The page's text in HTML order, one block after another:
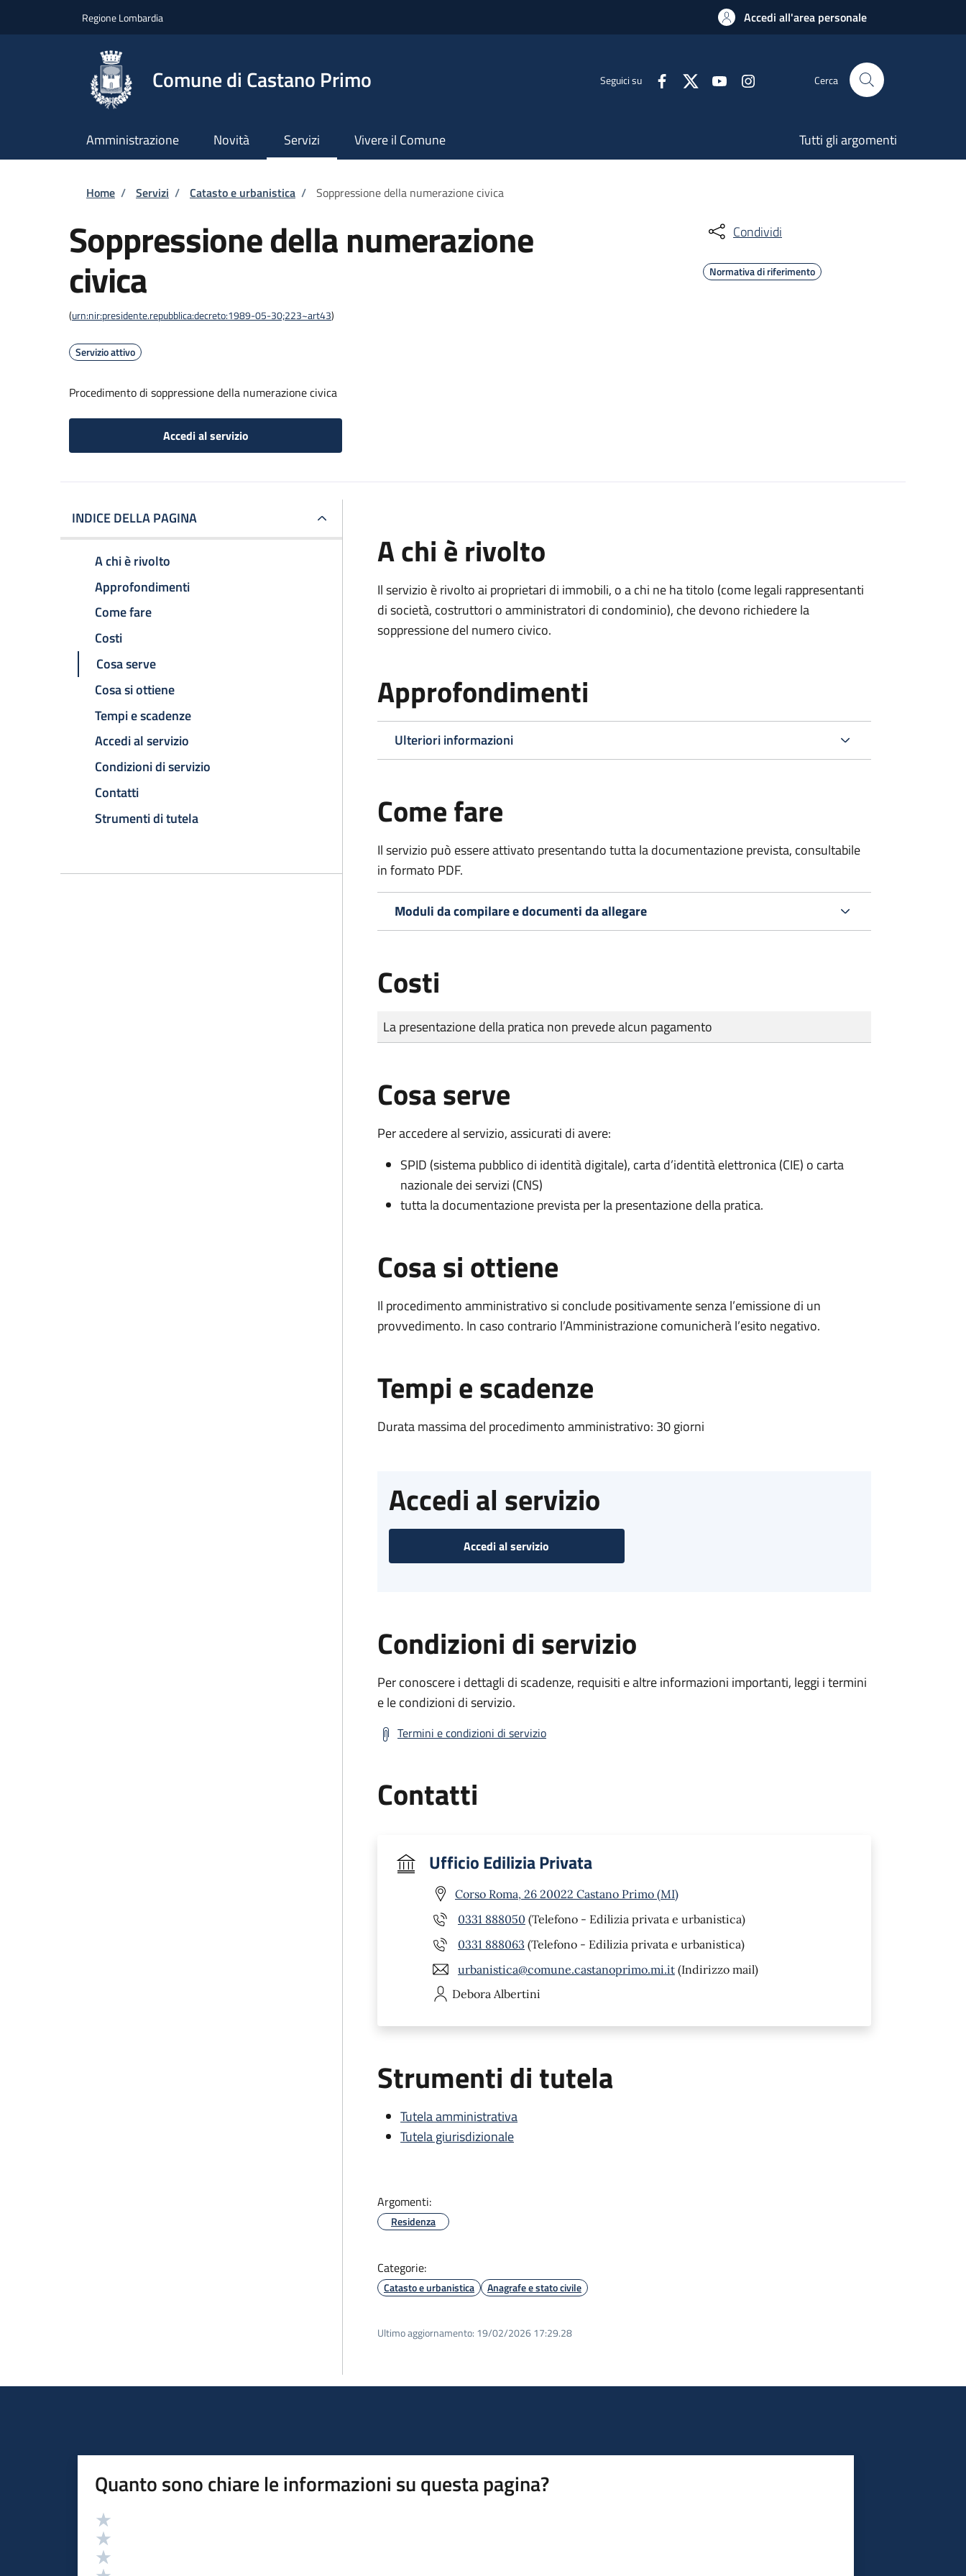
Regione Lombardia Accedi all'area personale
Comune di Castano Primo Seguici su Cerca
Amministrazione Novità Servizi Vivere il Comune Tutti gli argomenti
Briciole di pane
Home / Servizi / Catasto e urbanistica / Soppressione della numerazione civica
Soppressione della numerazione
civica
(urn:nir:presidente.repubblica:decreto:1989-05-30;223~art43)
Servizio attivo
Procedimento di soppressione della numerazione civica
Accedi al servizio
Condividi
Normativa di riferimento
INDICE DELLA PAGINA
A chi è rivolto
Approfondimenti
Come fare
Costi
Cosa serve
Cosa si ottiene
Tempi e scadenze
Accedi al servizio
Condizioni di servizio
Contatti
Strumenti di tutela
A chi è rivolto
Il servizio è rivolto ai proprietari di immobili, o a chi ne ha titolo (come legali rappresentanti
di società, costruttori o amministratori di condominio), che devono richiedere la
soppressione del numero civico.
Approfondimenti
Ulteriori informazioni
Come fare
Il servizio può essere attivato presentando tutta la documentazione prevista, consultabile
in formato PDF.
Moduli da compilare e documenti da allegare
Costi
Tipo di pagamento
Importo
La presentazione della pratica non prevede alcun pagamento
Cosa serve
Per accedere al servizio, assicurati di avere:
SPID (sistema pubblico di identità digitale), carta d’identità elettronica (CIE) o carta
nazionale dei servizi (CNS)
tutta la documentazione prevista per la presentazione della pratica.
Cosa si ottiene
Il procedimento amministrativo si conclude positivamente senza l’emissione di un
provvedimento. In caso contrario l’Amministrazione comunicherà l’esito negativo.
Tempi e scadenze
Durata massima del procedimento amministrativo: 30 giorni
Accedi al servizio
Accedi al servizio
Condizioni di servizio
Per conoscere i dettagli di scadenze, requisiti e altre informazioni importanti, leggi i termini
e le condizioni di servizio.
Termini e condizioni di servizio
Contatti
Ufficio Edilizia Privata
Corso Roma, 26 20022 Castano Primo (MI)
0331 888050 (Telefono - Edilizia privata e urbanistica)
0331 888063 (Telefono - Edilizia privata e urbanistica)
urbanistica@comune.castanoprimo.mi.it (Indirizzo mail)
Debora Albertini
Strumenti di tutela
Tutela amministrativa
Tutela giurisdizionale
Argomenti:
Residenza
Categorie:
Catasto e urbanistica Anagrafe e stato civile
Ultimo aggiornamento: 19/02/2026 17:29.28
Quanto sono chiare le informazioni su questa pagina?
Valutazione